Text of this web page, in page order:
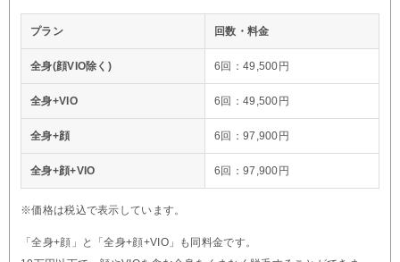
プラン 回数・料金
全身(顔VIO除く) 6回：49,500円
全身+VIO 6回：49,500円
全身+顔 6回：97,900円
全身+顔+VIO 6回：97,900円
※価格は税込で表示しています。
「全身+顔」と「全身+顔+VIO」も同料金です。